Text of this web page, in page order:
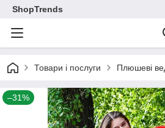
ShopTrends
Товари і послуги Плюшеві
–31%